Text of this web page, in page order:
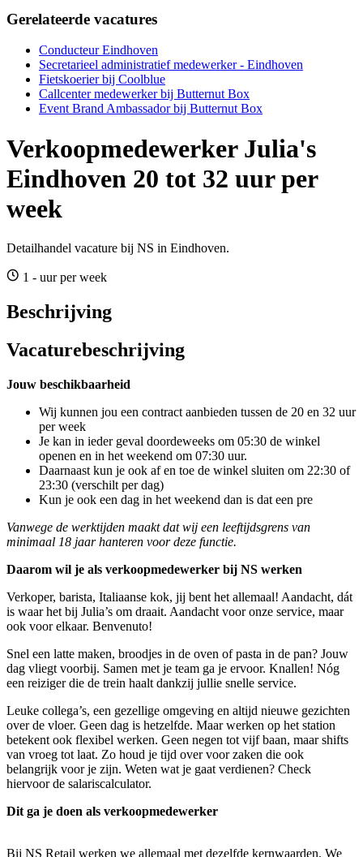
Gerelateerde vacatures
Conducteur Eindhoven
Secretarieel administratief medewerker - Eindhoven
Fietskoerier bij Coolblue
Callcenter medewerker bij Butternut Box
Event Brand Ambassador bij Butternut Box
Verkoopmedewerker Julia's
Eindhoven 20 tot 32 uur per
week
Detailhandel vacature bij NS in Eindhoven.
1 - uur per week
Beschrijving
Vacaturebeschrijving
Jouw beschikbaarheid
Wij kunnen jou een contract aanbieden tussen de 20 en 32 uur
per week
Je kan in ieder geval doordeweeks om 05:30 de winkel
openen en in het weekend om 07:30 uur.
Daarnaast kun je ook af en toe de winkel sluiten om 22:30 of
23:30 (verschilt per dag)
Kun je ook een dag in het weekend dan is dat een pre
Vanwege de werktijden maakt dat wij een leeftijdsgrens van
minimaal 18 jaar hanteren voor deze functie.
Daarom wil je als verkoopmedewerker bij NS werken
Verkoper, barista, Italiaanse kok, jij bent het allemaal! Aandacht, dát
is waar het bij Julia’s om draait. Aandacht voor onze service, maar
ook voor elkaar. Benvenuto!
Snel een latte maken, broodjes in de oven of pasta in de pan? Jouw
dag vliegt voorbij. Samen met je team ga je ervoor. Knallen! Nóg
een reiziger die de trein haalt dankzij jullie snelle service.
Leuke collega’s, een gezellige omgeving en altijd nieuwe gezichten
over de vloer. Geen dag is hetzelfde. Maar werken op het station
betekent ook flexibel werken. Geen negen tot vijf baan, maar shifts
van vroeg tot laat. Zo houd je tijd over voor zaken die ook
belangrijk voor je zijn. Weten wat je gaat verdienen? Check
hiervoor de salariscalculator.
Dit ga je doen als verkoopmedewerker
Bij NS Retail werken we allemaal met dezelfde kernwaarden. We